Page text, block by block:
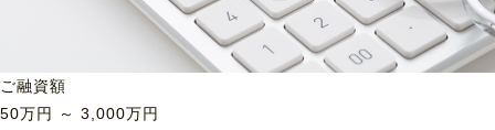
ご融資額
50万円 ～ 3,000万円